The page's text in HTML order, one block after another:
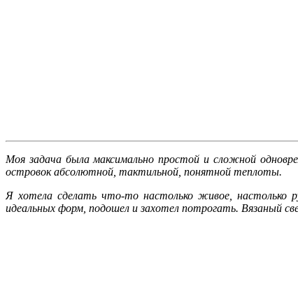
Моя задача была максимально простой и сложной
островок абсолютной, тактильной, понятной теплоты.
Я хотела сделать что-то настолько живое, настолько
идеальных форм, подошел и захотел потрогать. Вязаный